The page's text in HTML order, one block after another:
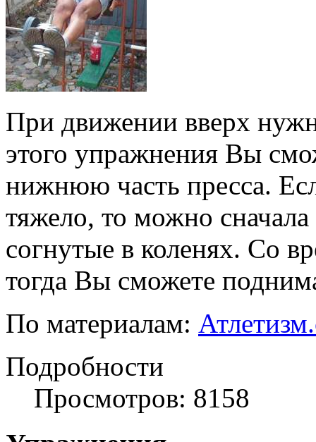
При движении вверх
этого упражнения Вы
нижнюю часть пресса.
тяжело, то можно
согнутые в коленях. Со
тогда Вы сможете
По материалам:
Подробности
Просмотров: 8158